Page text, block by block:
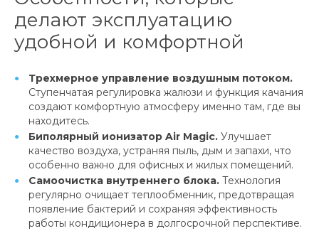
делают эксплуатацию
удобной и комфортной
Трехмерное управление воздушным потоком.
Ступенчатая регулировка жалюзи и функция качания
создают комфортную атмосферу именно там, где вы
находитесь.
Биполярный ионизатор Air Magic. Улучшает
качество воздуха, устраняя пыль, дым и запахи, что
особенно важно для офисных и жилых помещений.
Самоочистка внутреннего блока. Технология
регулярно очищает теплообменник, предотвращая
появление бактерий и сохраняя эффективность
работы кондиционера в долгосрочной перспективе.